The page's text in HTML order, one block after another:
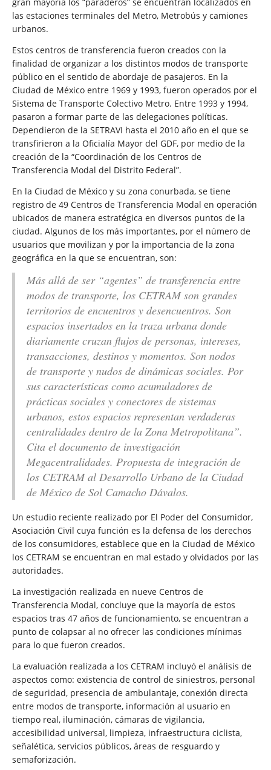
las estaciones terminales del Metro, Metrobús y camiones
urbanos.
Estos centros de transferencia fueron creados con la
finalidad de organizar a los distintos modos de transporte
público en el sentido de abordaje de pasajeros. En la
Ciudad de México entre 1969 y 1993, fueron operados por el
Sistema de Transporte Colectivo Metro. Entre 1993 y 1994,
pasaron a formar parte de las delegaciones políticas.
Dependieron de la SETRAVI hasta el 2010 año en el que se
transfirieron a la Oficialía Mayor del GDF, por medio de la
creación de la “Coordinación de los Centros de
Transferencia Modal del Distrito Federal”.
En la Ciudad de México y su zona conurbada, se tiene
registro de 49 Centros de Transferencia Modal en operación
ubicados de manera estratégica en diversos puntos de la
ciudad. Algunos de los más importantes, por el número de
usuarios que movilizan y por la importancia de la zona
geográfica en la que se encuentran, son:
Más allá de ser “agentes” de transferencia entre
modos de transporte, los CETRAM son grandes
territorios de encuentros y desencuentros. Son
espacios insertados en la traza urbana donde
diariamente cruzan flujos de personas, intereses,
transacciones, destinos y momentos. Son nodos
de transporte y nudos de dinámicas sociales. Por
sus características como acumuladores de
prácticas sociales y conectores de sistemas
urbanos, estos espacios representan verdaderas
centralidades dentro de la Zona Metropolitana”.
Cita el documento de investigación
Megacentralidades. Propuesta de integración de
los CETRAM al Desarrollo Urbano de la Ciudad
de México de Sol Camacho Dávalos.
Un estudio reciente realizado por El Poder del Consumidor,
Asociación Civil cuya función es la defensa de los derechos
de los consumidores, establece que en la Ciudad de México
los CETRAM se encuentran en mal estado y olvidados por las
autoridades.
La investigación realizada en nueve Centros de
Transferencia Modal, concluye que la mayoría de estos
espacios tras 47 años de funcionamiento, se encuentran a
punto de colapsar al no ofrecer las condiciones mínimas
para lo que fueron creados.
La evaluación realizada a los CETRAM incluyó el análisis de
aspectos como: existencia de control de siniestros, personal
de seguridad, presencia de ambulantaje, conexión directa
entre modos de transporte, información al usuario en
tiempo real, iluminación, cámaras de vigilancia,
accesibilidad universal, limpieza, infraestructura ciclista,
señalética, servicios públicos, áreas de resguardo y
semaforización.